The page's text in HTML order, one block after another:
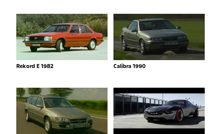
Rekord E 1982 Calibra 1990